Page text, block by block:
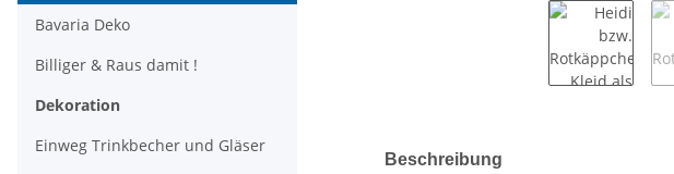
weitere Registerkarten anzeigen
Beschreibung
Bavaria Deko
Billiger & Raus damit !
Dekoration
Einweg Trinkbecher und Gläser